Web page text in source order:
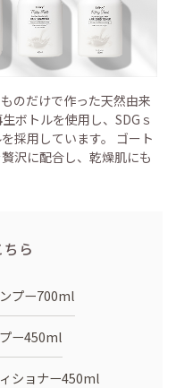
のだけで作った天然由来
ボトルを使用し、SDGｓ
採用しています。 ゴート
沢に配合し、乾燥肌にも
ら
プー700ml
ー450ml
ショナー450ml